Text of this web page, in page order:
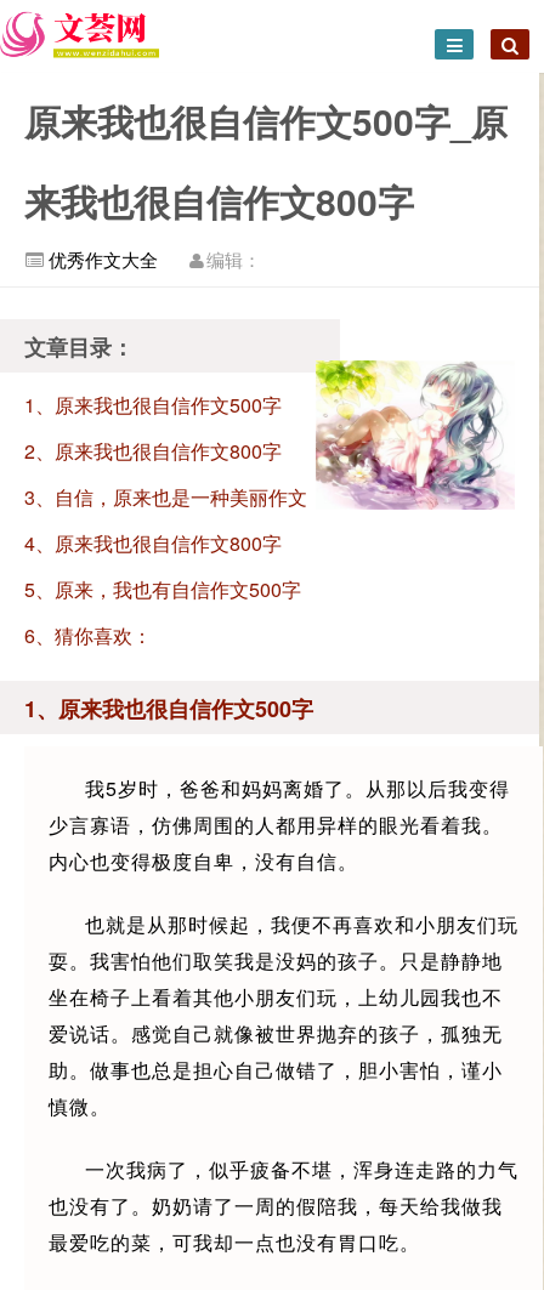
原来我也很自信作文500字_原
来我也很自信作文800字
优秀作文大全 编辑：
文章目录：
1、原来我也很自信作文500字
2、原来我也很自信作文800字
3、自信，原来也是一种美丽作文
700字
4、原来我也很自信作文800字
5、原来，我也有自信作文500字
6、猜你喜欢：
1、原来我也很自信作文500字
我5岁时，爸爸和妈妈离婚了。从那以后我变得
少言寡语，仿佛周围的人都用异样的眼光看着我。
内心也变得极度自卑，没有自信。
也就是从那时候起，我便不再喜欢和小朋友们玩
耍。我害怕他们取笑我是没妈的孩子。只是静静地
坐在椅子上看着其他小朋友们玩，上幼儿园我也不
爱说话。感觉自己就像被世界抛弃的孩子，孤独无
助。做事也总是担心自己做错了，胆小害怕，谨小
慎微。
一次我病了，似乎疲备不堪，浑身连走路的力气
也没有了。奶奶请了一周的假陪我，每天给我做我
最爱吃的菜，可我却一点也没有胃口吃。